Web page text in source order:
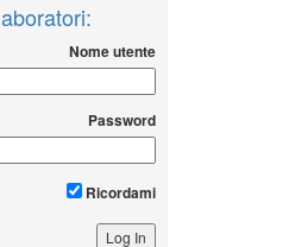
Nome utente
Password
Ricordami